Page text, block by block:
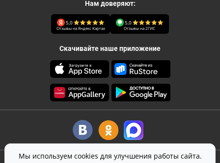
Нам доверяют:
5,0
Отзывы на Яндекс Картах
5,0
Отзывы на 2ГИС
Скачивайте наше приложение
©2026 Canape Club- кейтерингв Москве
Мы используем cookies для улучшения работы сайта.